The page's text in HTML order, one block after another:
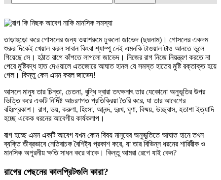
তাড়াহুড়ো করে গোসলের জন্য ওয়াশরুমে ঢুকলো জাভেদ (ছদ্মনাম)। গোসলের একদম
শুরুর দিকেই খেয়াল করল সাবান কিংবা শ্যাম্পু নেই এমনকি টাওয়াল টাও আনতে ভুলে
গিয়েছে সে। হঠাত রাগে কাঁপতে লাগলো জাভেদ। নিজের রাগ নিজে নিয়ন্ত্রণ করতে না
পেরে মুষ্টিবদ্ধ হাত দেওয়ালে এতজোরে আঘাত হানল যে সমস্ত হাতের মুষ্টি রক্তাক্ত হয়ে
গেল। কিন্তু কেন এমন করল জাভেদ!
আসলে মানুষ তার চিন্তা, চেতনা, বুদ্ধি দ্বারা তৎক্ষনাৎ তার যেকোনো অনুভূতির উপর
ভিত্তি করে একটি নির্দিষ্ট আচরণগত প্রতিক্রিয়া তৈরি করে, যা তার আবেগের
বহিঃপ্রকাশ। রাগ, ভয়, করুণা, হিংসা, আনন্দ, দুঃখ, ঘৃণা, বিষ্ময়, উচ্ছ্বাস, হতাশা ইত্যাদি
হচ্ছে একেক ধরনের আবেগীয় কার্যকলাপ।
রাগ হচ্ছে এমন একটি আবেগ যখন কোন বিষয় মানুষের অনুভূতিতে আঘাত হানে তখন
ব্যক্তি তীব্রভাবে নেতিবাচক বৈশিষ্ট্য প্রকাশ করে, যা তার বিভিন্ন ধরনের শারিরীক ও
মানসিক অপূরনীয় ক্ষতি সাধন করে থাকে। কিন্তু আমরা রেগে যাই কেন?
রাগের পেছনের কালপ্রিটগুলি কারা?